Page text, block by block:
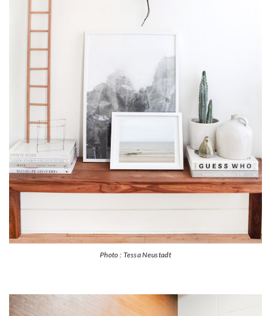
Photo : Tessa Neustadt